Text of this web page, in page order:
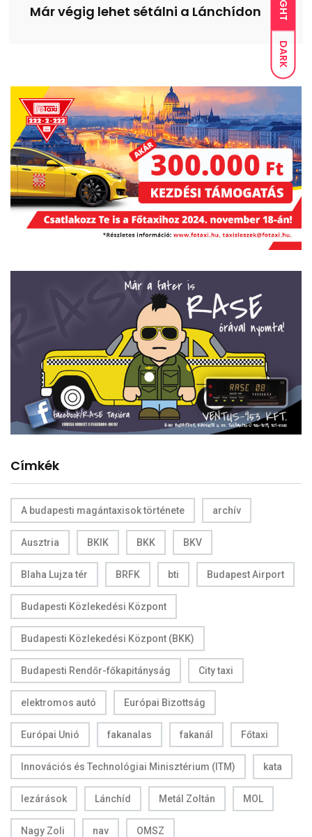
DARK
Már végig lehet sétálni a Lánchídon
Címkék
A budapesti magántaxisok története archív
Ausztria BKIK BKK BKV
Blaha Lujza tér BRFK bti Budapest Airport
Budapesti Közlekedési Központ
Budapesti Közlekedési Központ (BKK)
Budapesti Rendőr-főkapitányság City taxi
elektromos autó Európai Bizottság
Európai Unió fakanalas fakanál Főtaxi
Innovációs és Technológiai Minisztérium (ITM) kata
lezárások Lánchíd Metál Zoltán MOL
Nagy Zoli nav OMSZ